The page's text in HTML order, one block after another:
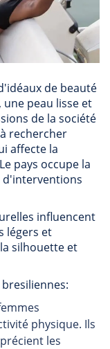
de beauté
peau lisse et
de la société
rechercher
affecte la
pays occupe la
d'interventions
influencent
légers et
silhouette et
physique. Ils
les